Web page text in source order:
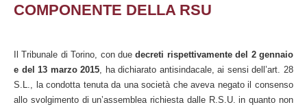
COMPONENTE DELLA RSU
Il Tribunale di Torino, con duedecreti rispettivamente del 2 gennaio
e del 13 marzo 2015, ha dichiarato antisindacale, ai sensi dell’art. 28
S.L., la condotta tenuta da una società che aveva negato il consenso
allo svolgimento di un’assemblea richiesta dalle R.S.U. in quanto non